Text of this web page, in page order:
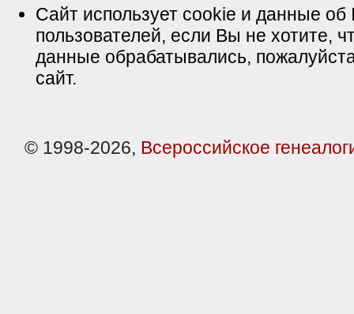
Сайт использует cookie и данные об
пользователей, если Вы не хотите,
данные обрабатывались,
сайт.
© 1998-2026, Всероссийское